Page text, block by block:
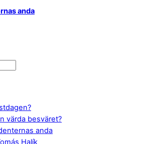
anda
värda besväret?
anda
Halík